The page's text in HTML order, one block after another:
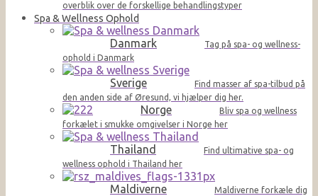
overblik over de forskellige behandlingstyper
Spa & Wellness Ophold
Danmark
Tag på spa- og wellness-
ophold i Danmark
Sverige
Find masser af spa-tilbud på
den anden side af Øresund, vi hjælper dig her.
Norge
Bliv spa og wellness
forkælet i smukke omgivelser i Norge her
Thailand
Find ultimative spa- og
wellness ophold i Thailand her
Maldiverne
Maldiverne forkæle dig